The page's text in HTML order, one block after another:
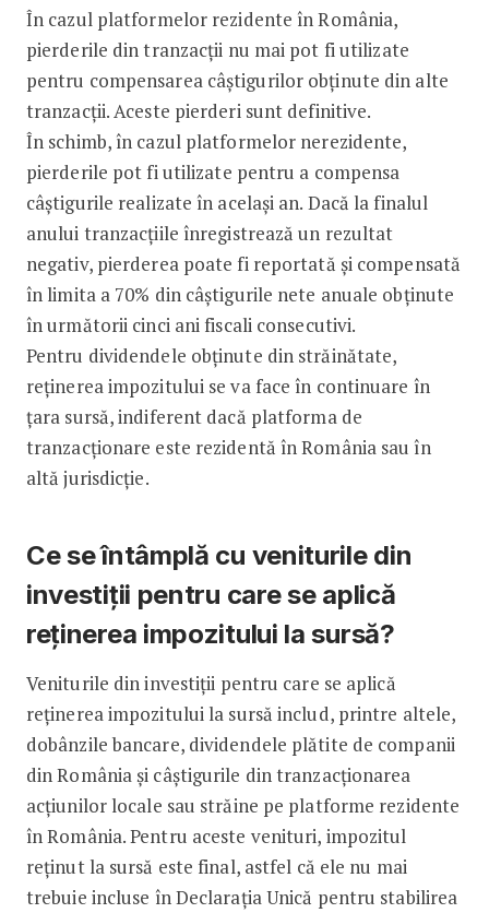
În cazul platformelor rezidente în România,
pierderile din tranzacții nu mai pot fi utilizate
pentru compensarea câștigurilor obținute din alte
tranzacții. Aceste pierderi sunt definitive.
În schimb, în cazul platformelor nerezidente,
pierderile pot fi utilizate pentru a compensa
câștigurile realizate în același an. Dacă la finalul
anului tranzacțiile înregistrează un rezultat
negativ, pierderea poate fi reportată și compensată
în limita a 70% din câștigurile nete anuale obținute
în următorii cinci ani fiscali consecutivi.
Pentru dividendele obținute din străinătate,
reținerea impozitului se va face în continuare în
țara sursă, indiferent dacă platforma de
tranzacționare este rezidentă în România sau în
altă jurisdicție.
Ce se întâmplă cu veniturile din
investiții pentru care se aplică
reținerea impozitului la sursă?
Veniturile din investiții pentru care se aplică
reținerea impozitului la sursă includ, printre altele,
dobânzile bancare, dividendele plătite de companii
din România și câștigurile din tranzacționarea
acțiunilor locale sau străine pe platforme rezidente
în România. Pentru aceste venituri, impozitul
reținut la sursă este final, astfel că ele nu mai
trebuie incluse în Declarația Unică pentru stabilirea